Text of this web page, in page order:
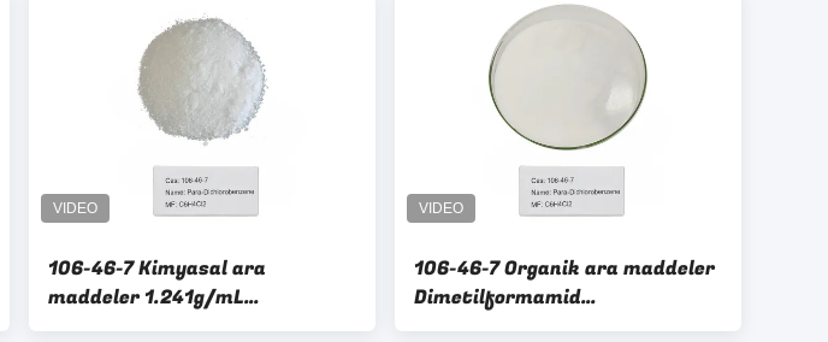
106-46-7 Kimyasal ara
maddeler 1.241g/mL
Paradiklorobenzol
106-46-7 Organik ara maddeler
Dimetilformamid
Paradixlorbenzen